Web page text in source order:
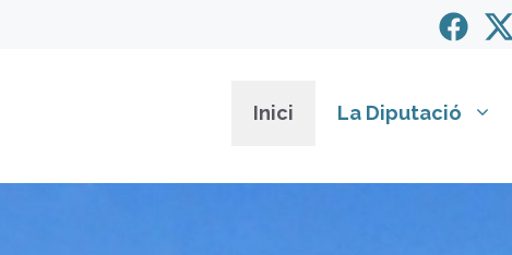
Inici La Diputació